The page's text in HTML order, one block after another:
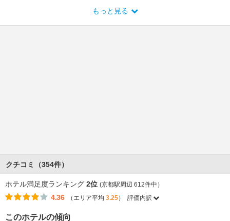
もっと見る
クチコミ（354件）
ホテル満足度ランキング 2位 (京都駅周辺 612件中）
4.36 （エリア平均 3.25） 評価内訳
このホテルの傾向